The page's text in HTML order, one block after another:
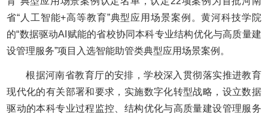
省“人工智能+高等教育”典型应用场景案例。黄河科技学院
的“数据驱动AI赋能的省校协同本科专业结构优化与高质量建
设管理服务”项目入选智能助管类典型应用场景案例。
根据河南省教育厅的安排，学校深入贯彻落实推进教育
现代化的有关部署和要求，实施数字化转型战略，设立数据
驱动的本科专业过程监控、结构优化与高质量建设管理服务